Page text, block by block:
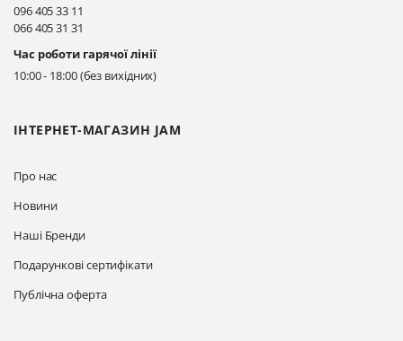
Київ, вул. Драгоманова 31-д
Прокласти маршрут
ІНТЕРНЕТ-МАГАЗИН JAM
Про нас
Новини
Наші Бренди
Подарункові сертифікати
Публічна оферта
096 405 33 11
066 405 31 31
Час роботи гарячої лінії
10:00 - 18:00 (без вихідних)